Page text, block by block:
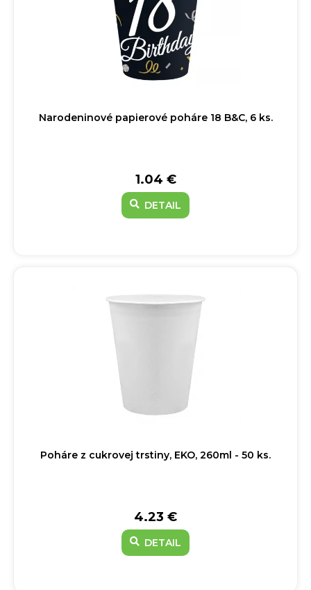
Narodeninové papierové poháre 18 B&C, 6 ks.
1.04 €
DETAIL
Poháre z cukrovej trstiny, EKO, 260ml - 50 ks.
4.23 €
DETAIL